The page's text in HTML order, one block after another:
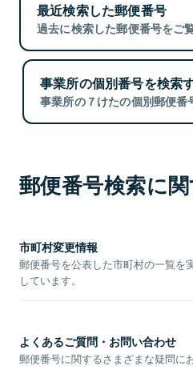
最近検索した郵便番号
過去に検索した郵便番号をご
事業所の個別番号を検索
事業所の７けたの個別郵便番
郵便番号検索に
市町村変更情報
郵便番号を公表した市町村の一覧を
しています。
よくあるご質問・お問い合わせ
郵便番号に関するさまざまな疑問に